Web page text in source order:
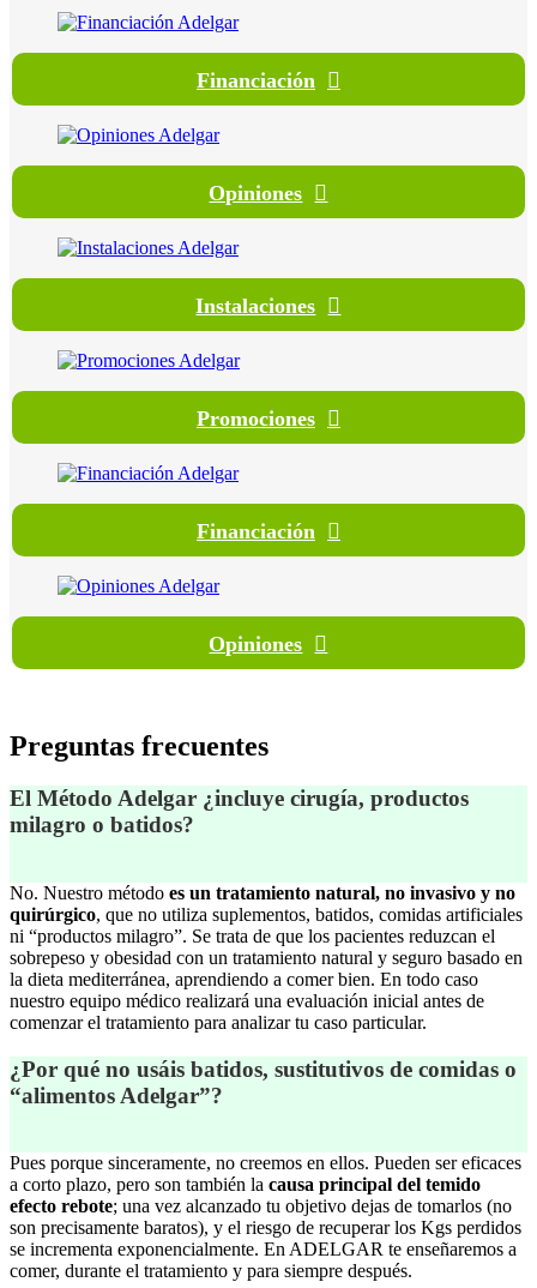
Financiación
Opiniones
Instalaciones
Promociones
Financiación
Opiniones
Preguntas frecuentes
El Método Adelgar ¿incluye cirugía, productos
milagro o batidos?
No. Nuestro método es un tratamiento natural, no invasivo y no
quirúrgico, que no utiliza suplementos, batidos, comidas artificiales
ni “productos milagro”. Se trata de que los pacientes reduzcan el
sobrepeso y obesidad con un tratamiento natural y seguro basado en
la dieta mediterránea, aprendiendo a comer bien. En todo caso
nuestro equipo médico realizará una evaluación inicial antes de
comenzar el tratamiento para analizar tu caso particular.
¿Por qué no usáis batidos, sustitutivos de comidas o
“alimentos Adelgar”?
Pues porque sinceramente, no creemos en ellos. Pueden ser eficaces
a corto plazo, pero son también la causa principal del temido
efecto rebote; una vez alcanzado tu objetivo dejas de tomarlos (no
son precisamente baratos), y el riesgo de recuperar los Kgs perdidos
se incrementa exponencialmente. En ADELGAR te enseñaremos a
comer, durante el tratamiento y para siempre después.